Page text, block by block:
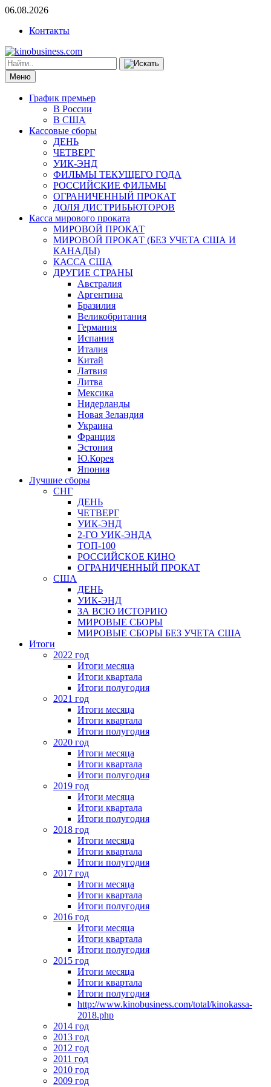
06.08.2026
Контакты
Меню
График премьер
В России
В США
Кассовые сборы
ДЕНЬ
ЧЕТВЕРГ
УИК-ЭНД
ФИЛЬМЫ ТЕКУЩЕГО ГОДА
РОССИЙСКИЕ ФИЛЬМЫ
ОГРАНИЧЕННЫЙ ПРОКАТ
ДОЛЯ ДИСТРИБЬЮТОРОВ
Касса мирового проката
МИРОВОЙ ПРОКАТ
МИРОВОЙ ПРОКАТ (БЕЗ УЧЕТА США И
КАНАДЫ)
КАССА США
ДРУГИЕ СТРАНЫ
Австралия
Аргентина
Бразилия
Великобритания
Германия
Испания
Италия
Китай
Латвия
Литва
Мексика
Нидерланды
Новая Зеландия
Украина
Франция
Эстония
Ю.Корея
Япония
Лучшие сборы
СНГ
ДЕНЬ
ЧЕТВЕРГ
УИК-ЭНД
2-ГО УИК-ЭНДА
ТОП-100
РОССИЙСКОЕ КИНО
ОГРАНИЧЕННЫЙ ПРОКАТ
США
ДЕНЬ
УИК-ЭНД
ЗА ВСЮ ИСТОРИЮ
МИРОВЫЕ СБОРЫ
МИРОВЫЕ СБОРЫ БЕЗ УЧЕТА США
Итоги
2022 год
Итоги месяца
Итоги квартала
Итоги полугодия
2021 год
Итоги месяца
Итоги квартала
Итоги полугодия
2020 год
Итоги месяца
Итоги квартала
Итоги полугодия
2019 год
Итоги месяца
Итоги квартала
Итоги полугодия
2018 год
Итоги месяца
Итоги квартала
Итоги полугодия
2017 год
Итоги месяца
Итоги квартала
Итоги полугодия
2016 год
Итоги месяца
Итоги квартала
Итоги полугодия
2015 год
Итоги месяца
Итоги квартала
Итоги полугодия
http://www.kinobusiness.com/total/kinokassa-
2018.php
2014 год
2013 год
2012 год
2011 год
2010 год
2009 год